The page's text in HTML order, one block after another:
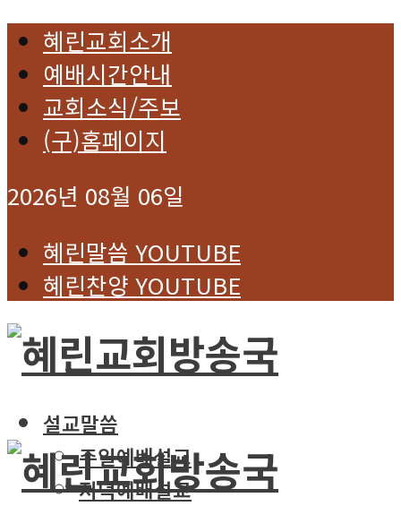
혜린교회소개
예배시간안내
교회소식/주보
(구)홈페이지
2026년 08월 06일
혜린말씀 YOUTUBE
혜린찬양 YOUTUBE
설교말씀
주일예배설교
저녁예배설교